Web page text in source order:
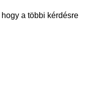
a többi kérdésre